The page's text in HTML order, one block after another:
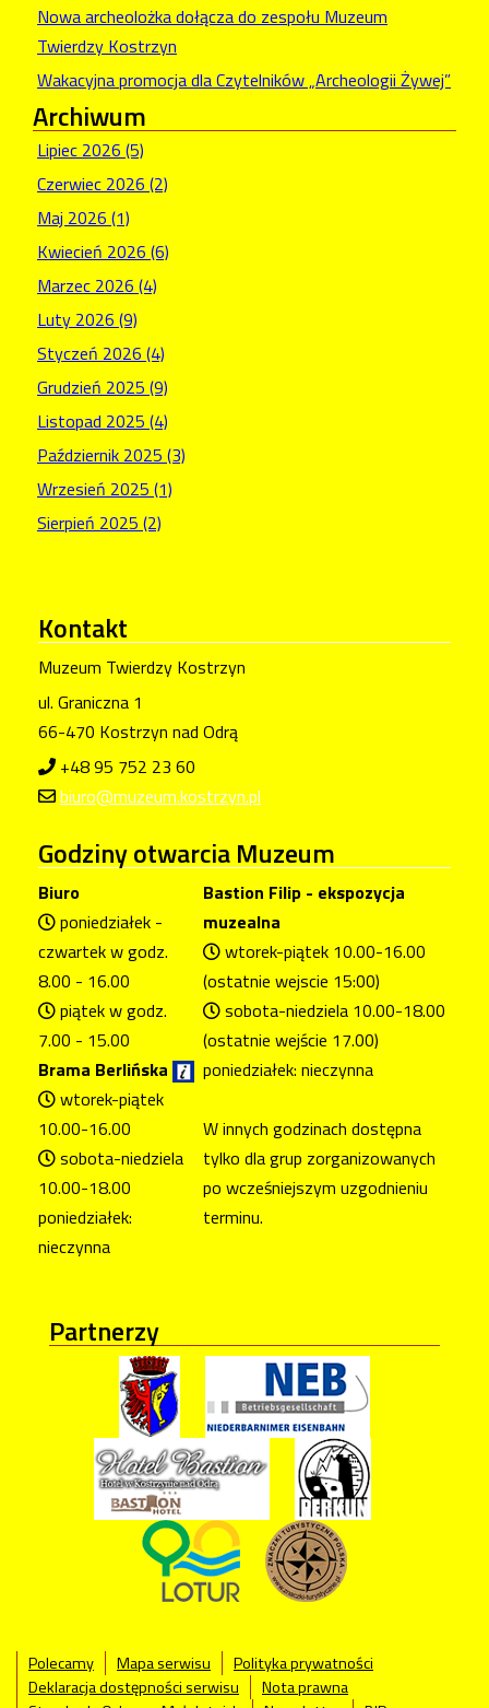
Nowa archeolożka dołącza do zespołu Muzeum
Twierdzy Kostrzyn
Wakacyjna promocja dla Czytelników „Archeologii Żywej”
Archiwum
Lipiec 2026 (5)
Czerwiec 2026 (2)
Maj 2026 (1)
Kwiecień 2026 (6)
Marzec 2026 (4)
Luty 2026 (9)
Styczeń 2026 (4)
Grudzień 2025 (9)
Listopad 2025 (4)
Październik 2025 (3)
Wrzesień 2025 (1)
Sierpień 2025 (2)
Kontakt
Muzeum Twierdzy Kostrzyn
ul. Graniczna 1
66-470 Kostrzyn nad Odrą
+48 95 752 23 60
biuro@muzeum.kostrzyn.pl
Godzinyotwarcia Muzeum
Biuro
poniedziałek -
czwartek w godz.
8.00 - 16.00
piątek w godz.
7.00 - 15.00
Brama Berlińska
wtorek-piątek
10.00-16.00
sobota-niedziela
10.00-18.00
poniedziałek:
nieczynna
Bastion Filip - ekspozycja
muzealna
wtorek-piątek 10.00-16.00
(ostatnie wejscie 15:00)
sobota-niedziela 10.00-18.00
(ostatnie wejście 17.00)
poniedziałek: nieczynna
W innych godzinach dostępna
tylko dla grup zorganizowanych
po wcześniejszym uzgodnieniu
terminu.
Partnerzy
Polecamy Mapa serwisu
Polityka prywatności
Deklaracja dostępności serwisu
Nota prawna